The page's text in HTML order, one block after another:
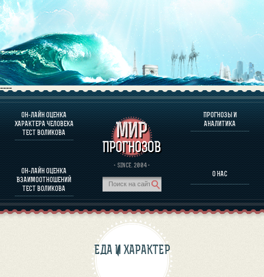
----
ОН-ЛАЙН ОЦЕНКА
ХАРАКТЕРА ЧЕЛОВЕКА
ТЕСТ ВОЛИКОВА
ОН-ЛАЙН ОЦЕНКА
ВЗАИМООТНОШЕНИЙ
ТЕСТ ВОЛИКОВА
· SINCE. 2004 ·
ПРОГНОЗЫ И
АНАЛИТИКА
О НАС
О ПРОГРАММЕ
ОЦЕНКА ХАРАКТЕРA ЧЕЛОВЕКА
ОЦЕНКА ХАРАКТЕРА ВЫДАЮЩИХСЯ ЛИЧНОСТЕЙ
О ПРОГРАММЕ
ПРОГНОЗЫ И АНАЛИТИКА
ЕДА И ХАРАКТЕР